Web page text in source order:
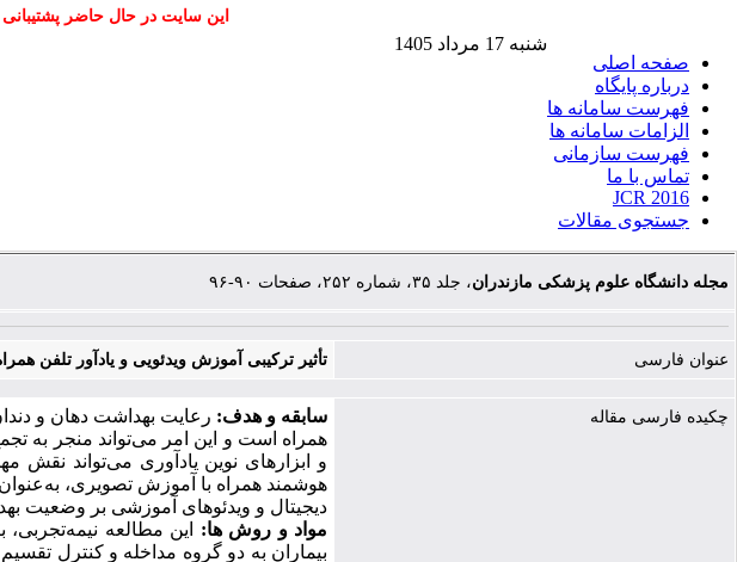
این سایت در حال حاضر
صفحه اصلی
درباره پایگاه
فهرست سامانه ها
الزامات سامانه ها
فهرست سازمانی
تماس با ما
JCR 2016
جستجوی مقالات
شنبه 17 مرداد 1405
مجله دانشگاه علوم پزشکی مازندران، جلد ۳۵، شماره ۲۵۲، صفحات ۹۰-۹۶
عنوان فارسی تأثیر ترکیبی آموزش ویدئویی و یادآور تلفن
چکیده فارسی مقاله سابقه و هدف: رعایت بهداشت دهان و
همراه است و این امر می‌تواند منجر به
و ابزارهای نوین یادآوری می‌تواند نقش
هوشمند همراه با آموزش تصویری،
دیجیتال و ویدئوهای آموزشی بر وضعیت
مواد و روشها: این مطالعه نیمه‌تجربی،
بیماران به دو گروه مداخله و کنترل